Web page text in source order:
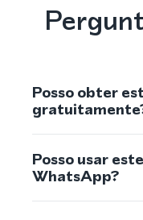
Posso obter
Posso usar
WhatsApp?